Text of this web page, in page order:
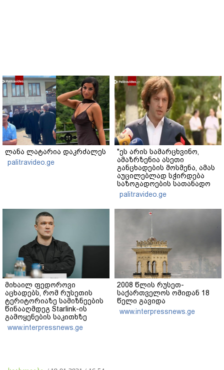
ლანა ლატარია დაკრძალეს
palitravideo.ge
"ეს არის სამარცხვინო,
ამაზრზენია ასეთი
განცხადების მოსმენა, ამას
აუცილებლად სჭირდება
საზოგადოების სათანადო
რეაქცია" - ირაკლი
კობახიძე
palitravideo.ge
მიხაილ ფედოროვი
აცხადებს, რომ რუსეთის
ტერიტორიაზე სამიზნეების
წინააღმდეგ Starlink-ის
გამოყენების საკითხზე
ილონ მასკთან
მოლაპარაკებებს
www.interpressnews.ge
2008 წლის რუსეთ-
საქართველოს ომიდან 18
წელი გავიდა
www.interpressnews.ge